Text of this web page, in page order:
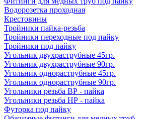
Водорозетка проходная
Крестовины
Тройники пайка-резьба
Тройники переходные под пайку
Тройники под пайку
Угольник двухраструбные 45гр.
Угольник двухраструбные 90гр.
Угольник однораструбные 45гр.
Угольник однораструбные 90гр.
Угольники резьба ВР - пайка
Угольники резьба НР - пайка
Футорка под пайку